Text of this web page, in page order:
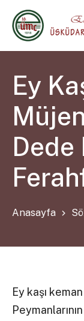
Ey
Dede
Anasayfa
Ey kaşı